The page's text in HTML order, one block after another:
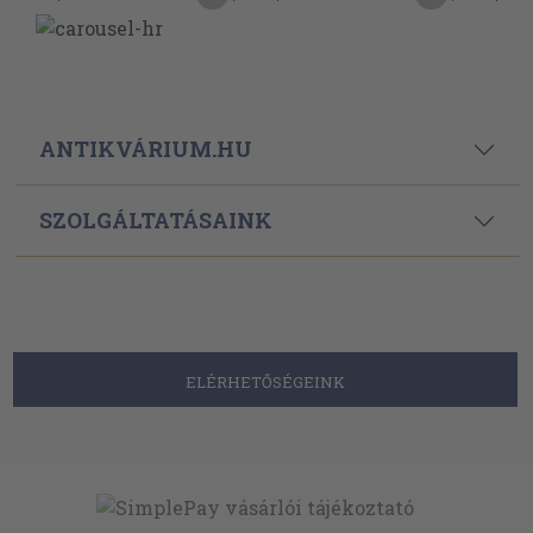
ANTIKVÁRIUM.HU
SZOLGÁLTATÁSAINK
ELÉRHETŐSÉGEINK